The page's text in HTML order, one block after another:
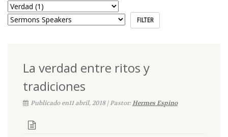
La verdad entre ritos y
tradiciones
Publicado en11 abril, 2018 | Pastor:Hermes Espino